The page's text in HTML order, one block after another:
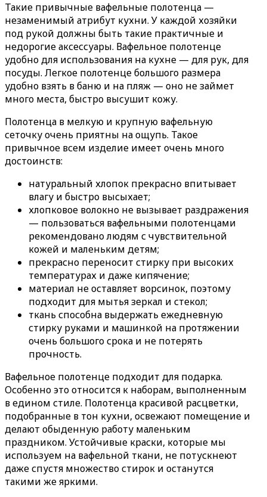
Такие привычные вафельные полотенца —
незаменимый атрибут кухни. У каждой хозяйки
под рукой должны быть такие практичные и
недорогие аксессуары. Вафельное полотенце
удобно для использования на кухне — для рук, для
посуды. Легкое полотенце большого размера
удобно взять в баню и на пляж — оно не займет
много места, быстро высушит кожу.
Полотенца в мелкую и крупную вафельную
сеточку очень приятны на ощупь. Такое
привычное всем изделие имеет очень много
достоинств:
натуральный хлопок прекрасно впитывает
влагу и быстро высыхает;
хлопковое волокно не вызывает раздражения
— пользоваться вафельными полотенцами
рекомендовано людям с чувствительной
кожей и маленьким детям;
прекрасно переносит стирку при высоких
температурах и даже кипячение;
материал не оставляет ворсинок, поэтому
подходит для мытья зеркал и стекол;
ткань способна выдержать ежедневную
стирку руками и машинкой на протяжении
очень большого срока и не потерять
прочность.
Вафельное полотенце подходит для подарка.
Особенно это относится к наборам, выполненным
в едином стиле. Полотенца красивой расцветки,
подобранные в тон кухни, освежают помещение и
делают обыденную работу маленьким
праздником. Устойчивые краски, которые мы
используем на вафельной ткани, не потускнеют
даже спустя множество стирок и останутся
такими же яркими.